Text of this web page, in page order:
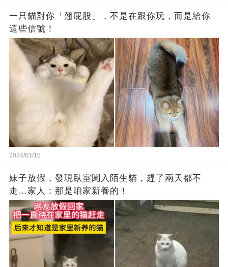
一只貓對你「翹屁股」，不是在跟你玩，而是給你
這些信號！
2024/01/15
妹子放假，發現臥室闖入陌生貓，趕了兩天都不
走…家人：那是咱家新養的！